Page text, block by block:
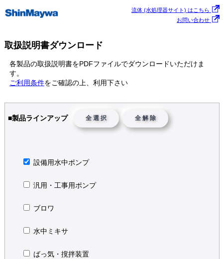
流体 (水処理器サイト) はこちら
お問い合わせ
取扱説明書ダウンロード
各製品の取扱説明書をPDFファイルでダウンロードいただけま
す。
ご利用条件をご確認の上、利用下さい
■製品ラインアップ 全 選 択 全 解 除
設備用水中ポンプ
汎用・工事用ポンプ
ブロワ
水中ミキサ
ばっ気・撹拌装置